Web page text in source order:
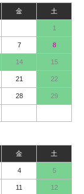
金 土
1
7 8
14 15
21 22
28 29
金 土
4 5
11 12